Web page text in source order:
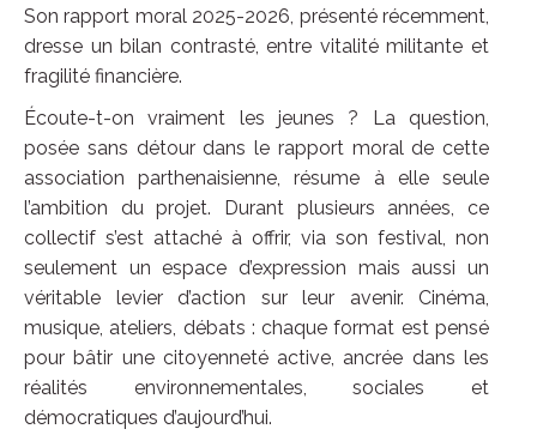
Son rapport moral 2025-2026, présenté récemment,
dresse un bilan contrasté, entre vitalité militante et
fragilité financière.
Écoute-t-on vraiment les jeunes ? La question,
posée sans détour dans le rapport moral de cette
association parthenaisienne, résume à elle seule
l’ambition du projet. Durant plusieurs années, ce
collectif s’est attaché à offrir, via son festival, non
seulement un espace d’expression mais aussi un
véritable levier d’action sur leur avenir. Cinéma,
musique, ateliers, débats : chaque format est pensé
pour bâtir une citoyenneté active, ancrée dans les
réalités environnementales, sociales et
démocratiques d’aujourd’hui.